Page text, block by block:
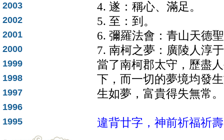
2003
2002
2001
2000
1999
1998
1997
1996
1995
4. 遂：稱心、滿足。
5. 至：到。
6. 彌羅法會：青山天德
7. 南柯之夢：廣陵人淳
當了南柯郡太守，歷盡
下，而一切的夢境均發
生如夢，富貴得失無常。
違背廿字，神前祈福祈